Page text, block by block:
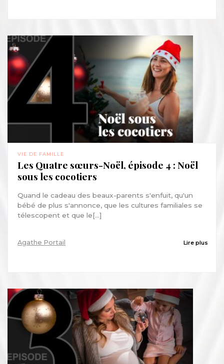
VIE DE FAMILLE
Les Quatre sœurs-Noël, épisode 4 : Noël
sous les cocotiers
Quand le cadeau des beaux-parents s'enfuit, qu'un
bébé de plus s'annonce, que les cultures familiales se
télescopent et que le[...]
Agathe Portail Lire plus